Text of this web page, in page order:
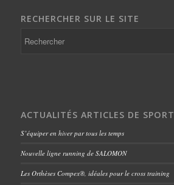
RECHERCHER SUR LE SITE
ACTUALITÉS ARTICLES DE SPORT
S’équiper en hiver par tous les temps
Nouvelle ligne running de SALOMON
Les Orthèses Compex®, idéales pour le cross training